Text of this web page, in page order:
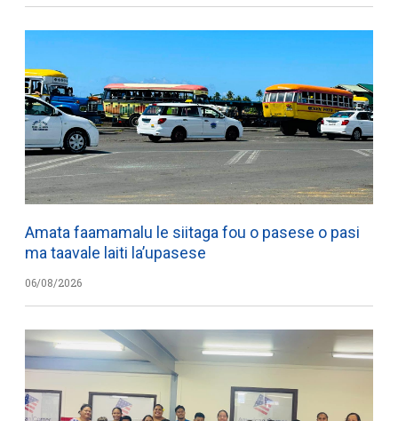
Amata faamamalu le siitaga fou o pasese o pasi
ma taavale laiti la’upasese
06/08/2026